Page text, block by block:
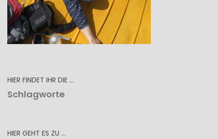
HIER FINDET IHR DIE …
Schlagworte
HIER GEHT ES ZU …